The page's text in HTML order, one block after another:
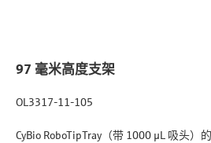
97 毫米高度支架
OL3317-11-105
CyBio RoboTipTray（带 1000 µL 吸头）